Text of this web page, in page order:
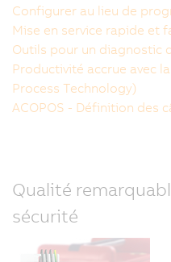
Configurer au lieu de
Mise en service rapide et
Outils pour un diagnostic
Productivité accrue avec
Process Technology)
ACOPOS - Définition des
Qualité
sécurité